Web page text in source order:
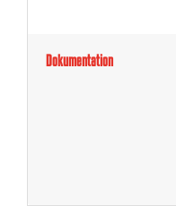
Dokumentation